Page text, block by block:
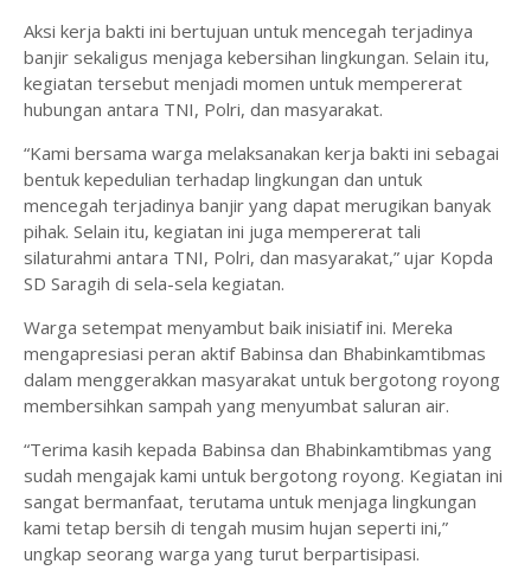
Aksi kerja bakti ini bertujuan untuk mencegah terjadinya
banjir sekaligus menjaga kebersihan lingkungan. Selain itu,
kegiatan tersebut menjadi momen untuk mempererat
hubungan antara TNI, Polri, dan masyarakat.
“Kami bersama warga melaksanakan kerja bakti ini sebagai
bentuk kepedulian terhadap lingkungan dan untuk
mencegah terjadinya banjir yang dapat merugikan banyak
pihak. Selain itu, kegiatan ini juga mempererat tali
silaturahmi antara TNI, Polri, dan masyarakat,” ujar Kopda
SD Saragih di sela-sela kegiatan.
Warga setempat menyambut baik inisiatif ini. Mereka
mengapresiasi peran aktif Babinsa dan Bhabinkamtibmas
dalam menggerakkan masyarakat untuk bergotong royong
membersihkan sampah yang menyumbat saluran air.
“Terima kasih kepada Babinsa dan Bhabinkamtibmas yang
sudah mengajak kami untuk bergotong royong. Kegiatan ini
sangat bermanfaat, terutama untuk menjaga lingkungan
kami tetap bersih di tengah musim hujan seperti ini,”
ungkap seorang warga yang turut berpartisipasi.